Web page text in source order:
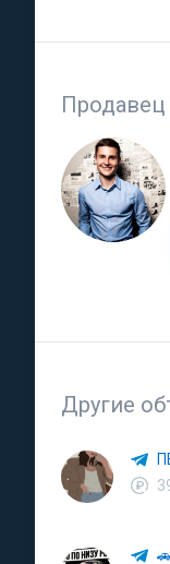
Продавец
Другие